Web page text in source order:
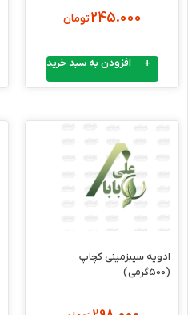
245.000تومان
افزودن به سبد خرید
ادویه سیبزمینی کچاپ
(500گرمی)